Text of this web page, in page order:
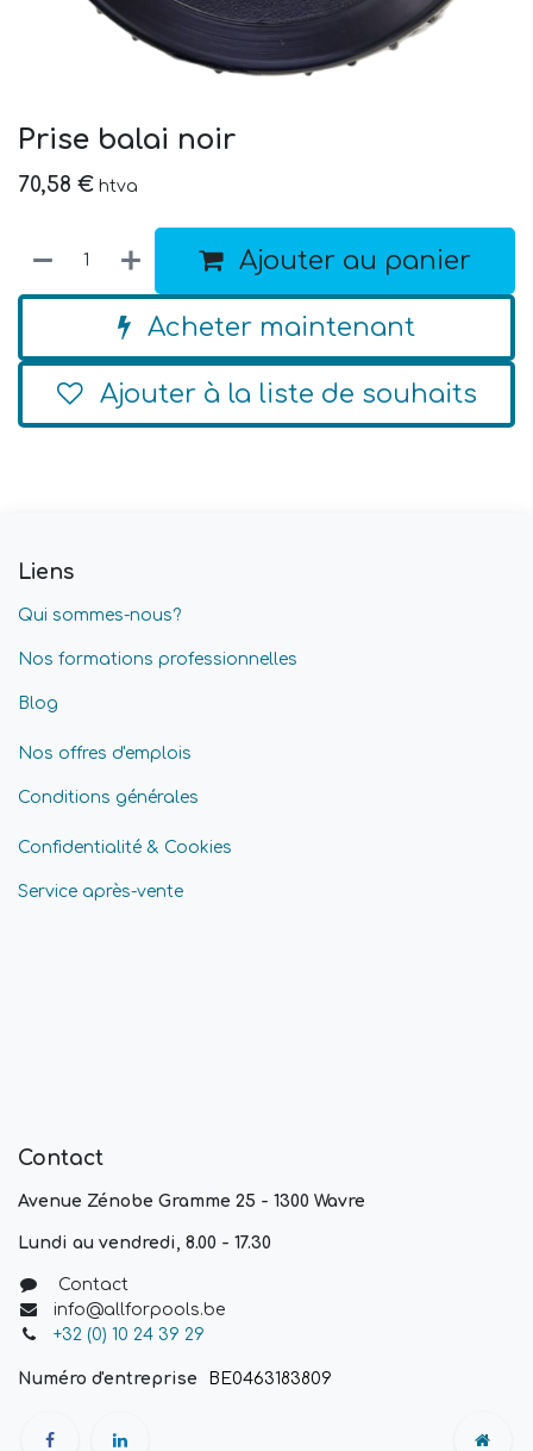
Prise balai noir
70,58 € htva
Ajouter au panier
Acheter maintenant
Ajouter à la liste de souhaits
Liens
Qui sommes-nous?
Nos formations professionnelles
Blog
Nos offres d'emplois
Conditions générales
Confidentialité & Cookies
Service après-vente
Contact
Avenue Zénobe Gramme 25 - 1300 Wavre
Lundi au vendredi, 8.00 - 17.30
Contact
info@allforpools.be
+32 (0) 10 24 39 29
Numéro d'entreprise BE0463183809